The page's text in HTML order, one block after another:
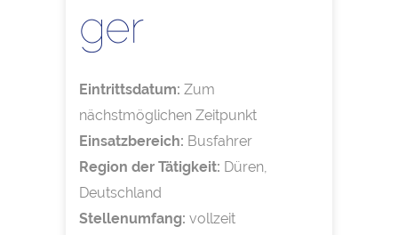
ger
Eintrittsdatum: Zum
nächstmöglichen Zeitpunkt
Einsatzbereich: Busfahrer
Region der Tätigkeit: Düren,
Deutschland
Stellenumfang: vollzeit